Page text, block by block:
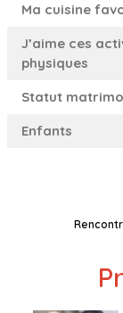
Ma cuisine
J’aime ces
physiques
Statut
Enfants